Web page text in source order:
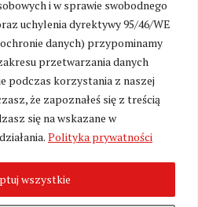
i w sprawie swobodnego
uchylenia dyrektywy 95/46/WE
danych) przypominamy
przetwarzania danych
podczas korzystania z naszej
że zapoznałeś się z treścią
się na wskazane w
Polityka prywatności
wszystkie
cookies
Prawa Zastrzeżone.O nas i Kontakt|